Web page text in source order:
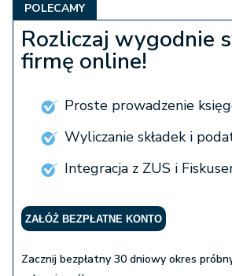
POLECAMY
Rozliczaj wygodnie
firmę online!
Proste prowadzenie
Wyliczanie składek i
Integracja z ZUS i
ZAŁÓŻ BEZPŁATNE KONTO
Zacznij bezpłatny 30 dniowy okres